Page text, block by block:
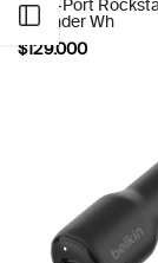
Abrir barra
2M 4-Port
Extender Wh
$129.000